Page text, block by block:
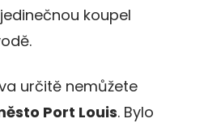
koupel
určitě nemůžete
Port Louis. Bylo